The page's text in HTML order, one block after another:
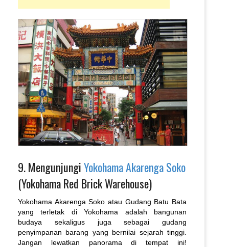
9. MengunjungiYokohama Akarenga Soko
(Yokohama Red Brick Warehouse)
Yokohama Akarenga Soko atau Gudang Batu Bata
yang terletak di Yokohama adalah bangunan
budaya sekaligus juga sebagai gudang
penyimpanan barang yang bernilai sejarah tinggi.
Jangan lewatkan panorama di tempat ini!